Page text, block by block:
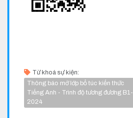
Từ khoá sự kiện:
Thông báo mở lớp bổ túc kiến thức
Tiếng Anh - Trình độ tương đương B1-
2024